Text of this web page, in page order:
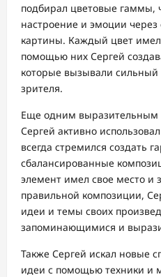
подбирал цветовые гаммы,
настроение и эмоции
картины. Каждый цвет имел
помощью них Сергей
которые вызывали
зрителя.
Еще одним выразительным
Сергей активно
всегда стремился создать
сбалансированные
элемент имел свое место
правильной композиции,
идеи и темы своих
запоминающимися и
Также Сергей искал новые
идеи с помощью техники и